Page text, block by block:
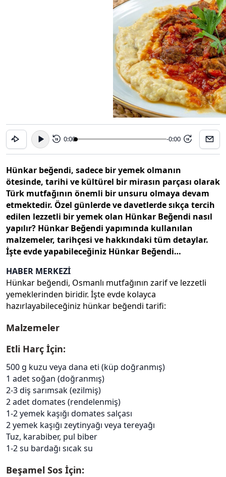
15 0:00 -0:00 15
Hünkar beğendi, sadece bir yemek olmanın
ötesinde, tarihi ve kültürel bir mirasın parçası olarak
Türk mutfağının önemli bir unsuru olmaya devam
etmektedir. Özel günlerde ve davetlerde sıkça tercih
edilen lezzetli bir yemek olan Hünkar Beğendi nasıl
yapılır? Hünkar Beğendi yapımında kullanılan
malzemeler, tarihçesi ve hakkındaki tüm detaylar.
İşte evde yapabileceğiniz Hünkar Beğendi…
HABER MERKEZİ
Hünkar beğendi, Osmanlı mutfağının zarif ve lezzetli
yemeklerinden biridir. İşte evde kolayca
hazırlayabileceğiniz hünkar beğendi tarifi:
Malzemeler
Etli Harç İçin:
500 g kuzu veya dana eti (küp doğranmış)
1 adet soğan (doğranmış)
2-3 diş sarımsak (ezilmiş)
2 adet domates (rendelenmiş)
1-2 yemek kaşığı domates salçası
2 yemek kaşığı zeytinyağı veya tereyağı
Tuz, karabiber, pul biber
1-2 su bardağı sıcak su
Beşamel Sos İçin: